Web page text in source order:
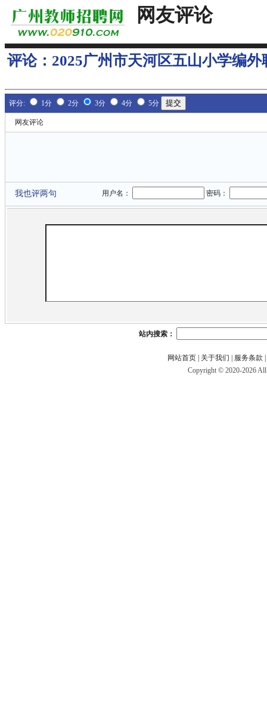
网友评论
评论： 2025广州市天河区五山小学编
评分: 1分 2分 3分 4分 5分
网友评论
我也评两句 用户名： 密码：
站内搜索：
网站首页 关于我们 服务条款
Copyright © 2020-2026